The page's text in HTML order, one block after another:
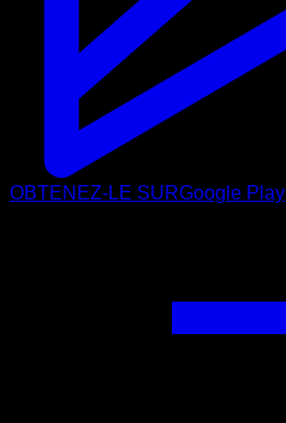
OBTENEZ-LE SURGoogle Play